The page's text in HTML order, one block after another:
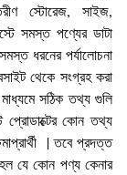
স্টোরেজ, সাইজ,
সমস্ত পণ্যের ডাটা
ধরনের পর্যালোচনা
থেকে সংগ্রহ করা
মাধ্যমে সঠিক তথ্য গুলি
প্রোডাক্টের কোন তথ্য
| তবে প্রদত্ত
যে কোন পণ্য কেনার